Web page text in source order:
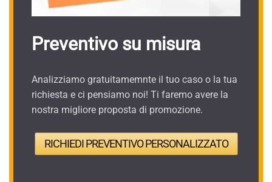
Preventivo su misura
Analizziamo gratuitamemnte il tuo caso o la tua
richiesta e ci pensiamo noi! Ti faremo avere la
nostra migliore proposta di promozione.
RICHIEDI PREVENTIVO PERSONALIZZATO